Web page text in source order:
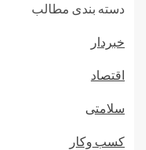
دسته بندی مطالب
خبردار
اقتصاد
سلامتی
کسب وکار